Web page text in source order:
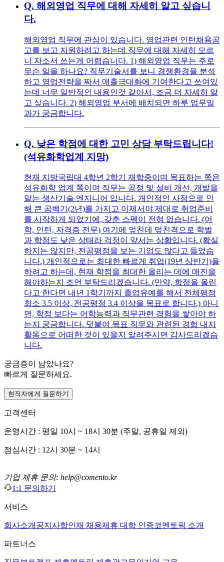
Q. 해외영업 직무에 대해 자세히 알고 싶습니
다.
해외영업 직무에 관심이 있습니다. 영업관련 인턴채용공
고를 보고 지원하려고 하는데 직무에 대해 자세히 모르
니 자소서 쓰는게 어렵습니다. 1) 해외영업 직무는 주로
무슨 일을 하나요? 직무기술서를 보니 경쟁환경을 분석
하고 영업전략을 짜서 매출극대화에 기여한다고 쓰여있
는데 너무 일반적인 내용인것 같아서, 조금 더 자세히 알
고 싶습니다. 2) 해외영업 부서에 배치되면 하루 업무일
과가 궁금합니다.
Q. 낮은 학점에 대한 고민 상담 부탁드립니다!
(석유화학업계 지망)
현재 지방국립대 4학년 2학기 재학중이며 목표하는 쪽은
석유화학 업계 쪽이며 직무는 공정 및 설비 개선, 개발을
맡는 생산기술 엔지니어 입니다. 개인적인 사정으로 인
해 큰 공백기(2년)를 가지고 이제서야 제대로 취업준비
를 시작하게 되었기에, 갖춘 스펙이 전혀 없습니다. (어
학, 인턴, 자격증 전무) 여기에 엎친데 덮친격으로 학벌
과 학점도 낮은 상태라 걱정이 앞서는 상황입니다. (확실
하지는 않지만, 전공평점을 보는 기업도 많다고 들었습
니다.) 개인적으로는 최대한 빠르게 취업(19년 상반기)을
하려고 하는데, 현재 학점을 최대한 올리는 데에 매진을
해야하는지 조언 부탁드리겠습니다. (만약, 학점을 올린
다고 한다면 내년 1학기까지 졸업유예를 해서 전체평점
최소 3.5 이상, 전공평점 3.4 이상을 목표로 합니다.) 아니
면, 학점 보다는 어학능력과 직무관련 경험을 쌓아야 하
는지 궁금합니다. 덧붙여 목표 직무와 관련된 경험 내지
활동으로 어떠한 것이 있을지 알려주시면 감사드리겠습
니다.
궁금증이 남았나요?
빠르게 질문하세요.
현직자에게 질문하기
고객센터
운영시간 : 평일 10시 ~ 18시 30분 (주말, 공휴일 제외)
점심시간 : 12시 30분 ~ 14시
기업 제휴 문의: help@comento.kr
1:1 문의하기
서비스
회사소개 공지사항인재 채용제휴 대학 인증코멘토픽 소개
파트너스